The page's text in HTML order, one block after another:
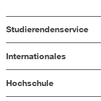
Studierendenservice
Internationales
Hochschule